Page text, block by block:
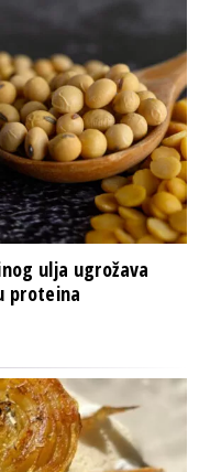
ulja ugrožava
proteina